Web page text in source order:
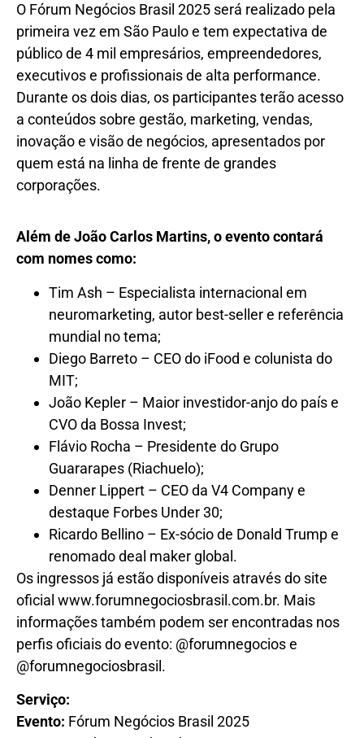
O Fórum Negócios Brasil 2025 será realizado pela
primeira vez em São Paulo e tem expectativa de
público de 4 mil empresários, empreendedores,
executivos e profissionais de alta performance.
Durante os dois dias, os participantes terão acesso
a conteúdos sobre gestão, marketing, vendas,
inovação e visão de negócios, apresentados por
quem está na linha de frente de grandes
corporações.
Além de João Carlos Martins, o evento contará
com nomes como:
Tim Ash – Especialista internacional em
neuromarketing, autor best-seller e referência
mundial no tema;
Diego Barreto – CEO do iFood e colunista do
MIT;
João Kepler – Maior investidor-anjo do país e
CVO da Bossa Invest;
Flávio Rocha – Presidente do Grupo
Guararapes (Riachuelo);
Denner Lippert – CEO da V4 Company e
destaque Forbes Under 30;
Ricardo Bellino – Ex-sócio de Donald Trump e
renomado deal maker global.
Os ingressos já estão disponíveis através do site
oficial www.forumnegociosbrasil.com.br. Mais
informações também podem ser encontradas nos
perfis oficiais do evento: @forumnegocios e
@forumnegociosbrasil.
Serviço:
Evento: Fórum Negócios Brasil 2025